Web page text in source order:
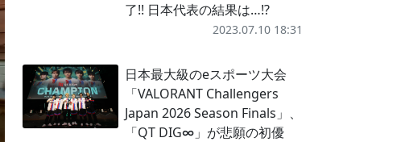
了!! 日本代表の結果は…!?
2023.07.10 18:31
日本最大級のeスポーツ大会
「VALORANT Challengers
Japan 2026 Season Finals」、
「QT DIG∞」が悲願の初優